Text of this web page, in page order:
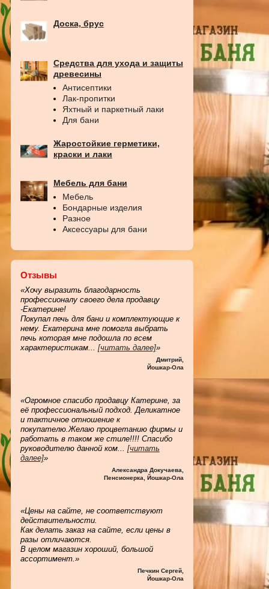
Доска, брус
Средства для ухода и защиты
древесины
Антисептики
Лак-пропитки
Яхтный и паркетный лаки
Для бани
Жаростойкие герметики,
краски и лаки
Мебель для бани
Мебель
Бондарные изделия
Разное
Аксессуары для бани
Отзывы
«Хочу выразить благодарность
профессионалу своего дела продавцу
-Екатерине!
Покупал печь для бани и комплектующие к
нему. Екатерина мне помогла выбрать
печь которая мне подошла по всем
характеристикам... [читать далее]»
Дмитрий,
Йошкар-Ола
«Огромное спасибо продавцу Катерине, за
её профессиональный подход. Деликатное
и тактичное отношение к
покупателю.Желаю процветанию фирмы и
работать в таком же стиле!!!! Спасибо
руководителю данной ком... [читать
далее]»
Александра Докучаева
Пенсионерка, Йошкар-Ола
«Цены на сайте, не соответствуют
действительности.
Как делать заказ на сайте, если цены в
разы отличаются.
В целом магазин хороший, большой
ассортимент.»
Печкин Сергей,
Йошкар-Ола